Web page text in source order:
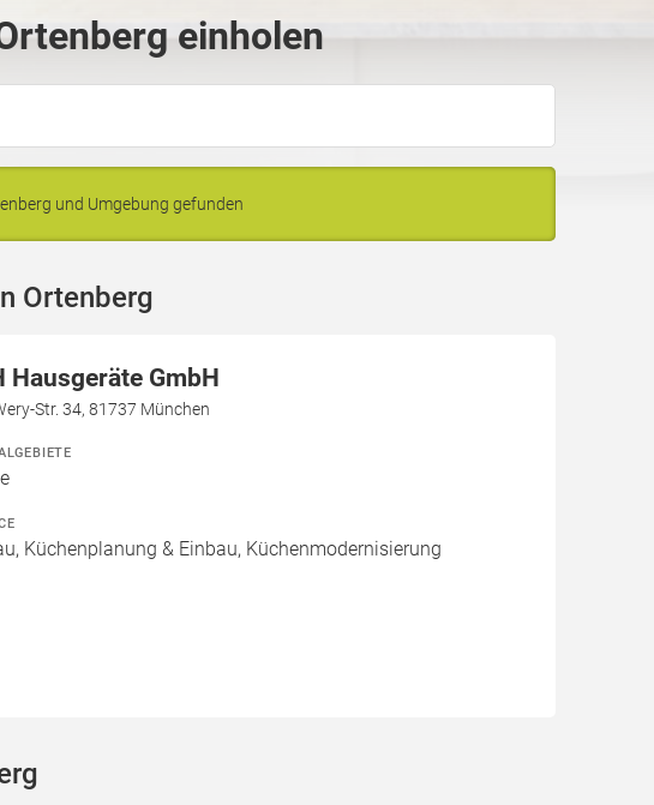
einholen
und Umgebung gefunden
Ortenberg
Hausgeräte GmbH
Str. 34, 81737 München
Küchenplanung & Einbau, Küchenmodernisierung